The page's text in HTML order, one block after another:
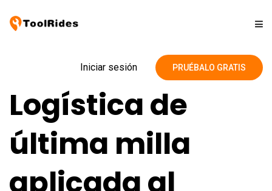
Precios
Contacto
Blog
Iniciar sesión PRUÉBALO GRATIS
Logística de
última milla
aplicada al